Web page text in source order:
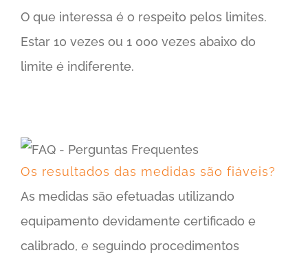
O que interessa é o respeito pelos limites.
Estar 10 vezes ou 1 000 vezes abaixo do
limite é indiferente.
Os resultados das medidas são fiáveis?
As medidas são efetuadas utilizando
equipamento devidamente certificado e
calibrado, e seguindo procedimentos